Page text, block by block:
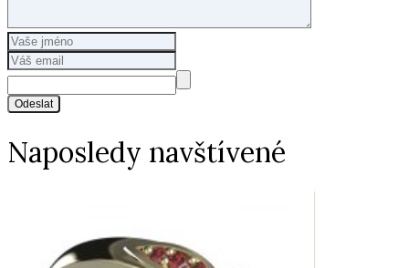
Odeslat
Naposledy navštívené